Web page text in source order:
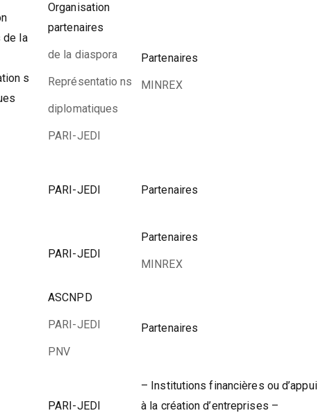
de la
s
Organisation
partenaires
de la diaspora
Représentatio ns
diplomatiques
PARI-JEDI
Partenaires
MINREX
PARI-JEDI Partenaires
PARI-JEDI
Partenaires
MINREX
ASCNPD
PARI-JEDI
PNV
Partenaires
PARI-JEDI
– Institutions financières ou d’appui
à la création d’entreprises –